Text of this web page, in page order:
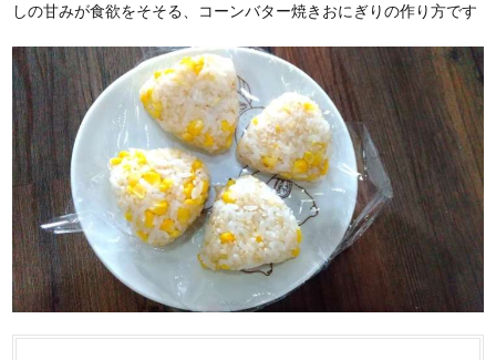
しの甘みが食欲をそそる、コーンバター焼きおにぎりの作り方です